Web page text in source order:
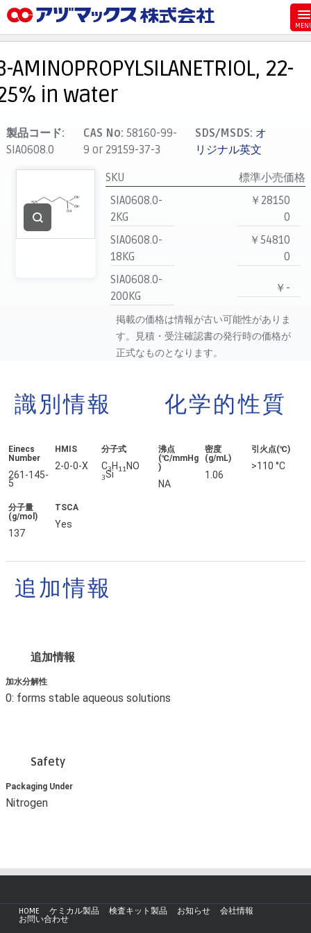
お気に入り
カート
マイアカウント
主要取扱ブランド
支払い
製品検索
AMINOPROPYLSILANETRIOL, 22-
in water
製品コード:
SIA0608.0
CAS No: 58160-99-
9 or 29159-37-3
SDS/MSDS: オ
リジナル英文
SKU
標準小売価格
SIA0608.0-
2KG
￥28150
0
SIA0608.0-
18KG
￥54810
0
SIA0608.0-
200KG
￥-
掲載の価格は情報が古い可能性がありま
す。見積・受注確認書の発行時の価格が
正式なものとなります。
識別情報
Einecs
Number
261-145-
5
HMIS
2-0-0-X
分子式
C3 H 11NO
3Si
分子量
(g/mol)
137
TSCA
Yes
化学的性質
沸点
(℃/mmHg
)
NA
密度
(g/mL)
1.06
引火点(℃)
>110 °C
追加情報
追加情報
加水分解性
0: forms stable aqueous solutions
Safety
Packaging Under
Nitrogen
HOME ケミカル製品 検査キット製品 お知らせ
会社情報
お問い合わせ